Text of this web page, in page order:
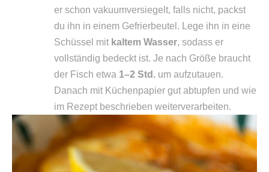
er schon vakuumversiegelt, falls nicht, packst
du ihn in einem Gefrierbeutel. Lege ihn in eine
Schüssel mit kaltem Wasser, sodass er
vollständig bedeckt ist. Je nach Größe braucht
der Fisch etwa 1–2 Std. um aufzutauen.
Danach mit Küchenpapier gut abtupfen und wie
im Rezept beschrieben weiterverarbeiten.